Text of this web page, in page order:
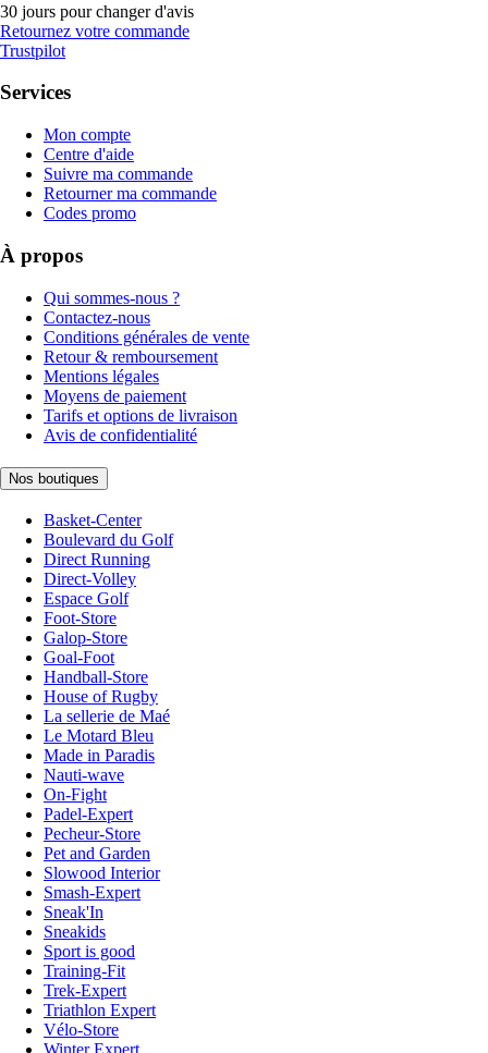
30 jours pour changer d'avis
Retournez votre commande
Trustpilot
Services
Mon compte
Centre d'aide
Suivre ma commande
Retourner ma commande
Codes promo
À propos
Qui sommes-nous ?
Contactez-nous
Conditions générales de vente
Retour & remboursement
Mentions légales
Moyens de paiement
Tarifs et options de livraison
Avis de confidentialité
Nos boutiques
Basket-Center
Boulevard du Golf
Direct Running
Direct-Volley
Espace Golf
Foot-Store
Galop-Store
Goal-Foot
Handball-Store
House of Rugby
La sellerie de Maé
Le Motard Bleu
Made in Paradis
Nauti-wave
On-Fight
Padel-Expert
Pecheur-Store
Pet and Garden
Slowood Interior
Smash-Expert
Sneak'In
Sneakids
Sport is good
Training-Fit
Trek-Expert
Triathlon Expert
Vélo-Store
Winter Expert